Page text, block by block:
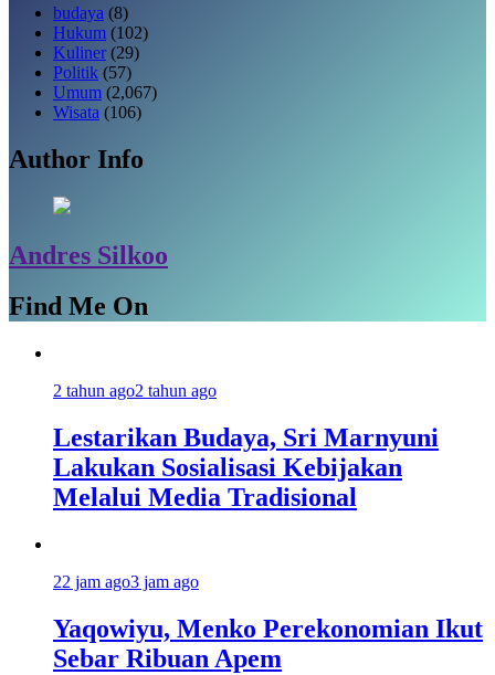
budaya (8)
Hukum (102)
Kuliner (29)
Politik (57)
Umum (2,067)
Wisata (106)
Author Info
Andres Silkoo
Find Me On
2 tahun ago2 tahun ago
Lestarikan Budaya, Sri Marnyuni
Lakukan Sosialisasi Kebijakan
Melalui Media Tradisional
22 jam ago3 jam ago
Yaqowiyu, Menko Perekonomian Ikut
Sebar Ribuan Apem